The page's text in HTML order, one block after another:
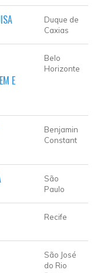
Duque de
Caxias
E
Belo
Horizonte
Benjamin
Constant
São
Paulo
Recife
São José
do Rio